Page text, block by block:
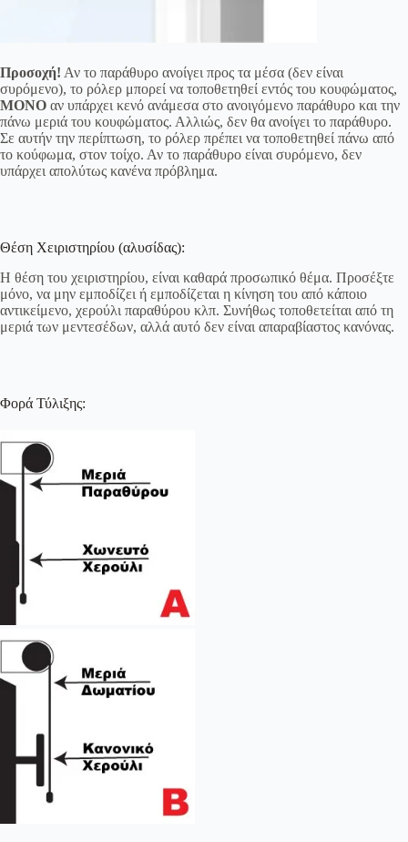
Προσοχή! Αν το παράθυρο ανοίγει προς τα μέσα (δεν είναι
συρόμενο), το ρόλερ μπορεί να τοποθετηθεί εντός του κουφώματος,
ΜΟΝΟ αν υπάρχει κενό ανάμεσα στο ανοιγόμενο παράθυρο και την
πάνω μεριά του κουφώματος. Αλλιώς, δεν θα ανοίγει το παράθυρο.
Σε αυτήν την περίπτωση, το ρόλερ πρέπει να τοποθετηθεί πάνω από
το κούφωμα, στον τοίχο. Αν το παράθυρο είναι συρόμενο, δεν
υπάρχει απολύτως κανένα πρόβλημα.
Θέση Χειριστηρίου (αλυσίδας):
Η θέση του χειριστηρίου, είναι καθαρά προσωπικό θέμα. Προσέξτε
μόνο, να μην εμποδίζει ή εμποδίζεται η κίνηση του από κάποιο
αντικείμενο, χερούλι παραθύρου κλπ. Συνήθως τοποθετείται από τη
μεριά των μεντεσέδων, αλλά αυτό δεν είναι απαραβίαστος κανόνας.
Φορά Τύλιξης: